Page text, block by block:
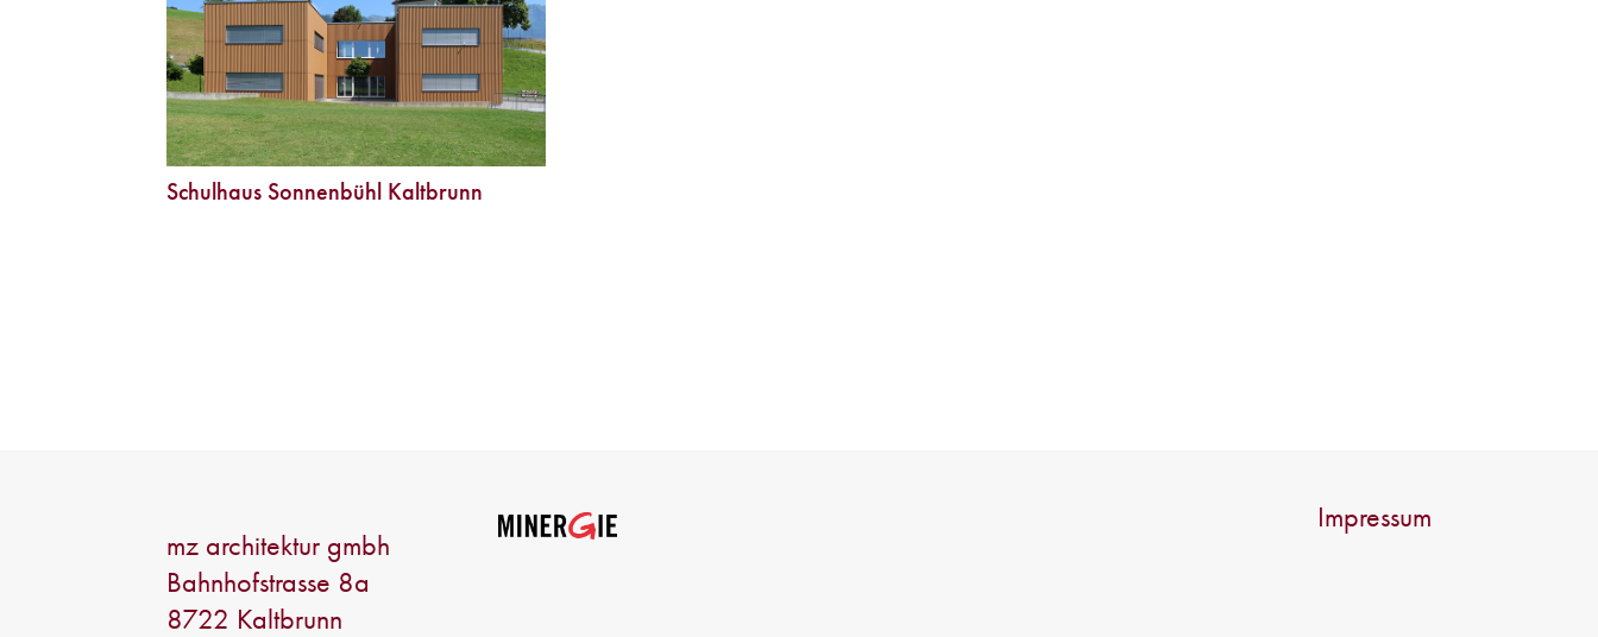
Schulhaus Sonnenbühl Kaltbrunn
mz architektur gmbh
Bahnhofstrasse 8a
8722 Kaltbrunn
Impressum